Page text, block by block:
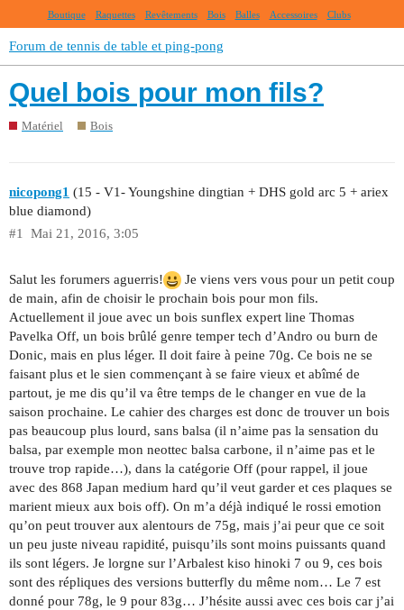
Boutique Raquettes Revêtements Bois Balles Accessoires Clubs
Forum de tennis de table et ping-pong
Quel bois pour mon fils?
Matériel Bois
nicopong1 (15 - V1- Youngshine dingtian + DHS gold arc 5 + ariex
blue diamond)
Mai 21, 2016, 3:05
#1
Salut les forumers aguerris!
Je viens vers vous pour un petit coup
de main, afin de choisir le prochain bois pour mon fils.
Actuellement il joue avec un bois sunflex expert line Thomas
Pavelka Off, un bois brûlé genre temper tech d’Andro ou burn de
Donic, mais en plus léger. Il doit faire à peine 70g. Ce bois ne se
faisant plus et le sien commençant à se faire vieux et abîmé de
partout, je me dis qu’il va être temps de le changer en vue de la
saison prochaine. Le cahier des charges est donc de trouver un bois
pas beaucoup plus lourd, sans balsa (il n’aime pas la sensation du
balsa, par exemple mon neottec balsa carbone, il n’aime pas et le
trouve trop rapide…), dans la catégorie Off (pour rappel, il joue
avec des 868 Japan medium hard qu’il veut garder et ces plaques se
marient mieux aux bois off). On m’a déjà indiqué le rossi emotion
qu’on peut trouver aux alentours de 75g, mais j’ai peur que ce soit
un peu juste niveau rapidité, puisqu’ils sont moins puissants quand
ils sont légers. Je lorgne sur l’Arbalest kiso hinoki 7 ou 9, ces bois
sont des répliques des versions butterfly du même nom… Le 7 est
donné pour 78g, le 9 pour 83g… J’hésite aussi avec ces bois car j’ai